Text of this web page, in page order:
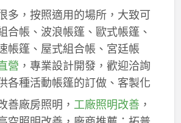
多，按照適用的場所，大致可
合帳、波浪帳篷、歐式帳篷、
帳篷、屋式組合帳、宮廷帳
營 ，專業設計開發，歡迎洽詢
各種活動帳篷的訂做、客製化
善廠房照明， 工廠照明改善，